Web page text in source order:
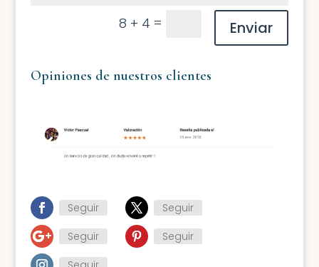
8 + 4 = Enviar
Opiniones de nuestros clientes
Seguir Seguir
Seguir